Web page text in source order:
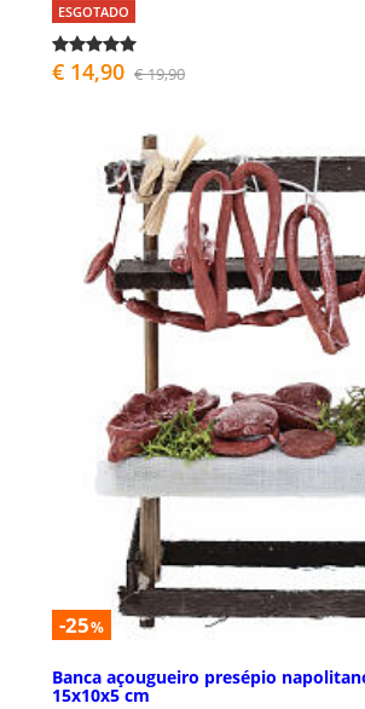
ESGOTADO
€ 14,90 € 19,90
-25%
Banca açougueiro presépio
15x10x5 cm